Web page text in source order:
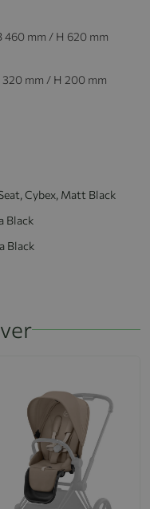
460 mm / H 620 mm
mm / H 200 mm
Cybex, Matt Black
Black
Black